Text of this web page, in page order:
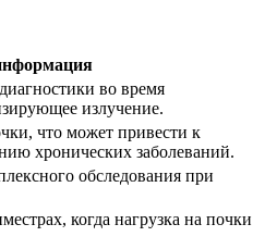
во время
излучение.
что может привести к
хронических заболеваний.
обследования при
когда нагрузка на почки